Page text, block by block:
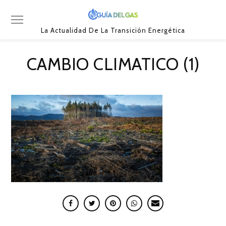
La Actualidad De La Transición Energética
CAMBIO CLIMATICO (1)